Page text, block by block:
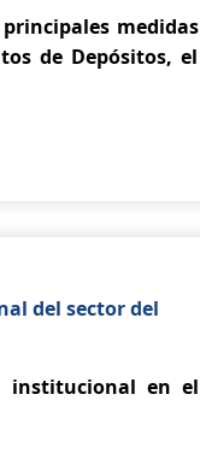
medidas
de Depósitos, el
del sector del
institucional en el